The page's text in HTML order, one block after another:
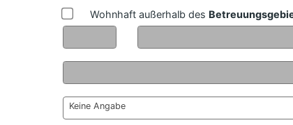
Wohnhaft außerhalb des
Keine Angabe